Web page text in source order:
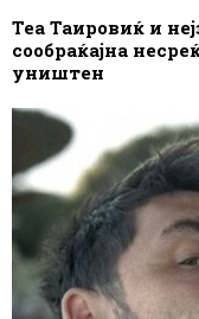
Теа Таировиќ и
сообраќајна
уништен